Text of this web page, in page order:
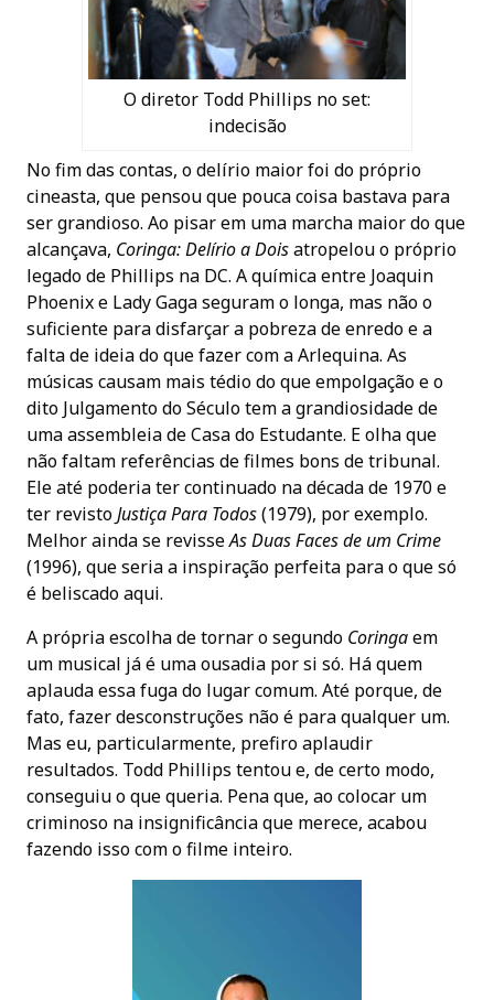
O diretor Todd Phillips no set:
indecisão
No fim das contas, o delírio maior foi do próprio
cineasta, que pensou que pouca coisa bastava para
ser grandioso. Ao pisar em uma marcha maior do que
alcançava, Coringa: Delírio a Doisatropelou o próprio
legado de Phillips na DC. A química entre Joaquin
Phoenix e Lady Gaga seguram o longa, mas não o
suficiente para disfarçar a pobreza de enredo e a
falta de ideia do que fazer com a Arlequina. As
músicas causam mais tédio do que empolgação e o
dito Julgamento do Século tem a grandiosidade de
uma assembleia de Casa do Estudante. E olha que
não faltam referências de filmes bons de tribunal.
Ele até poderia ter continuado na década de 1970 e
ter revistoJustiça Para Todos(1979), por exemplo.
Melhor ainda se revisseAs Duas Faces de um Crime
(1996), que seria a inspiração perfeita para o que só
é beliscado aqui.
A própria escolha de tornar o segundo Coringaem
um musical já é uma ousadia por si só. Há quem
aplauda essa fuga do lugar comum. Até porque, de
fato, fazer desconstruções não é para qualquer um.
Mas eu, particularmente, prefiro aplaudir
resultados. Todd Phillips tentou e, de certo modo,
conseguiu o que queria. Pena que, ao colocar um
criminoso na insignificância que merece, acabou
fazendo isso com o filme inteiro.